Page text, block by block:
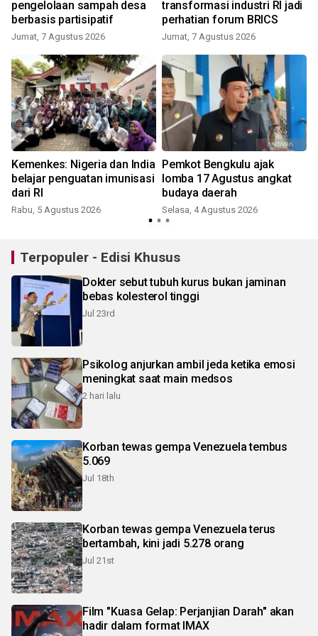
pengelolaan sampah desa
berbasis partisipatif
Jumat, 7 Agustus 2026
transformasi industri RI jadi
perhatian forum BRICS
Jumat, 7 Agustus 2026
Kemenkes: Nigeria dan India
belajar penguatan imunisasi
dari RI
Rabu, 5 Agustus 2026
Pemkot Bengkulu ajak
lomba 17 Agustus angkat
budaya daerah
Selasa, 4 Agustus 2026
Terpopuler - Edisi Khusus
Dokter sebut tubuh kurus bukan jaminan
bebas kolesterol tinggi
Jul 23rd
Psikolog anjurkan ambil jeda ketika emosi
meningkat saat main medsos
2 hari lalu
Korban tewas gempa Venezuela tembus
5.069
Jul 18th
Korban tewas gempa Venezuela terus
bertambah, kini jadi 5.278 orang
Jul 21st
Film "Kuasa Gelap: Perjanjian Darah" akan
hadir dalam format IMAX